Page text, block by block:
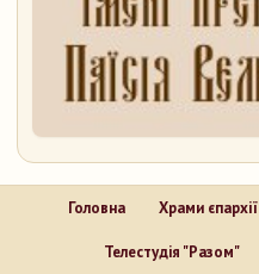
Головна Храми єпархії
Телестудія "Разом"